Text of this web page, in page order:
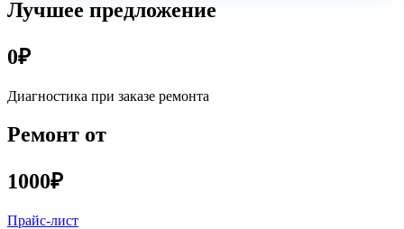
Лучшее предложение
0₽
Диагностика при заказе ремонта
Ремонт от
1000₽
Прайс-лист